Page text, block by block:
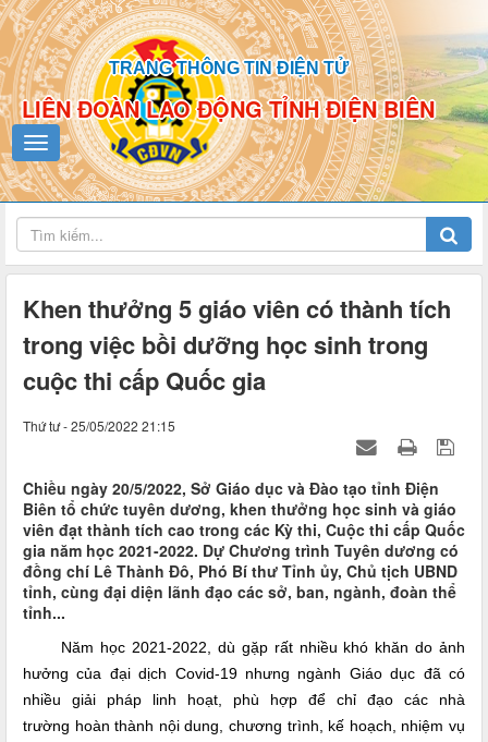
TRANG THÔNG TIN ĐIỆN TỬ
LIÊN ĐOÀN LAO ĐỘNG TỈNH ĐIỆN BIÊN
Khen thưởng 5 giáo viên có thành tích
trong việc bồi dưỡng học sinh trong
cuộc thi cấp Quốc gia
Thứ tư - 25/05/2022 21:15
Chiều ngày 20/5/2022, Sở Giáo dục và Đào tạo tỉnh Điện
Biên tổ chức tuyên dương, khen thưởng học sinh và giáo
viên đạt thành tích cao trong các Kỳ thi, Cuộc thi cấp Quốc
gia năm học 2021-2022. Dự Chương trình Tuyên dương có
đồng chí Lê Thành Đô, Phó Bí thư Tỉnh ủy, Chủ tịch UBND
tỉnh, cùng đại diện lãnh đạo các sở, ban, ngành, đoàn thể
tỉnh...
Năm học 2021-2022, dù gặp rất nhiều khó khăn do ảnh
hưởng của đại dịch Covid-19 nhưng ngành Giáo dục đã có
nhiều giải pháp linh hoạt, phù hợp để chỉ đạo các nhà
trường hoàn thành nội dung, chương trình, kế hoạch, nhiệm vụ